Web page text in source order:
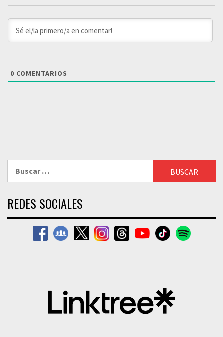
0 COMENTARIOS
REDES SOCIALES